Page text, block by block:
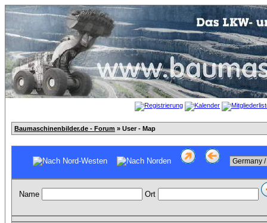
Baumaschinenbilder.de - Forum » User - Map
Name Ort